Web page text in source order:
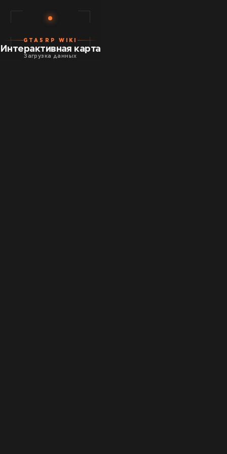
GTA5RP WIKI
Интерактивная карта
Загрузка данных